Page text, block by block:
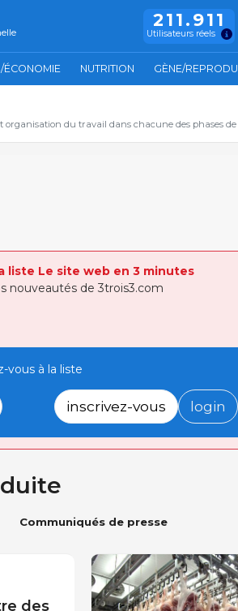
211.911
Utilisateurs réels
ÉCONOMIE NUTRITION GÈNE/
organisation du travail dans chacune des phases
liste Le site web en 3 minutes
nouveautés de 3trois3.com
vous à la liste
inscrivez-vous login
Communiqués de presse
des